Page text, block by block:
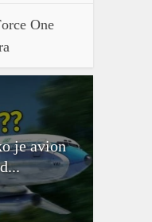
One
je avion